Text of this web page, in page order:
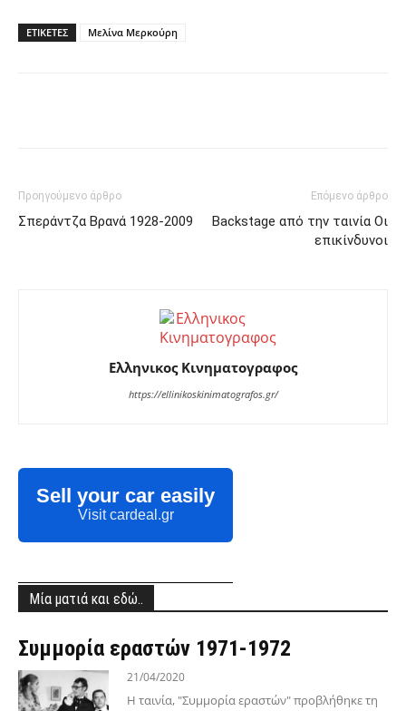
ΕΤΙΚΕΤΕΣ Μελίνα Μερκούρη
Προηγούμενο άρθρο
Σπεράντζα Βρανά 1928-2009
Επόμενο άρθρο
Backstage από την ταινία Οι
επικίνδυνοι
Ελληνικος Κινηματογραφος
https://ellinikoskinimatografos.gr/
Sell your car easily
Visit cardeal.gr
Μία ματιά και εδώ..
Συμμορία εραστών 1971-1972
21/04/2020
Η ταινία, "Συμμορία εραστών" προβλήθηκε τη